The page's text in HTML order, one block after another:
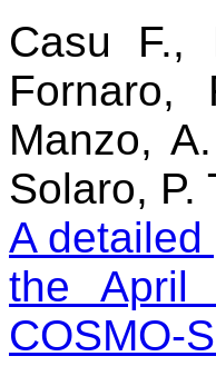
Casu F.,
Manzo,
Solaro, P.
A
the April
COSMO-